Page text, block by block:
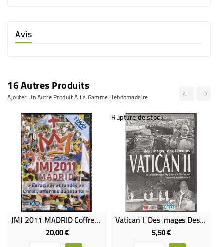
Avis
16 Autres Produits
Ajouter Un Autre Produit À La Gamme Hebdomadaire
JMJ 2011 MADRID Coffret 2 DVD
20,00 €Prix
Rupture de stock
Vatican II Des Images Des Témoins
5,50 €Prix